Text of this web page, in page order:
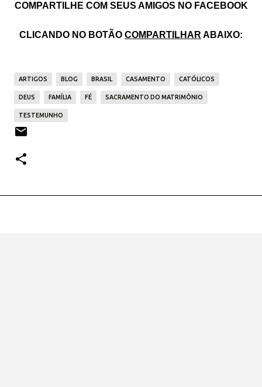
COMPARTILHE COM SEUS AMIGOS NO FACEBOOK
CLICANDO NO BOTÃO COMPARTILHAR ABAIXO:
ARTIGOS BLOG BRASIL CASAMENTO CATÓLICOS
DEUS FAMÍLIA FÉ SACRAMENTO DO MATRIMÔNIO
TESTEMUNHO